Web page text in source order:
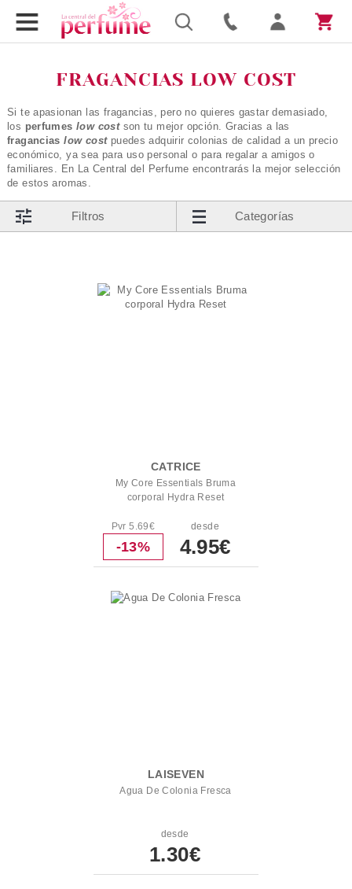
FRAGANCIAS LOW COST
Si te apasionan las fragancias, pero no quieres gastar demasiado,
los perfumeslow costson tu mejor opción. Gracias a las
fraganciaslow costpuedes adquirir colonias de calidad a un precio
económico, ya sea para uso personal o para regalar a amigos o
familiares. En La Central del Perfume encontrarás la mejor selección
de estos aromas.
Filtros Categorías
CATRICE
My Core Essentials Bruma
corporal Hydra Reset
Pvr 5.69€
-13%
desde
4.95€
LAISEVEN
Agua De Colonia Fresca
desde
1.30€